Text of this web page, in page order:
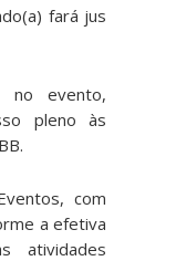
fará jus
no evento,
pleno às
com
a efetiva
atividades